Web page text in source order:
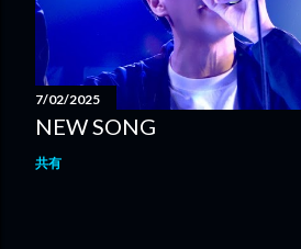
7/02/2025
NEW SONG
共有